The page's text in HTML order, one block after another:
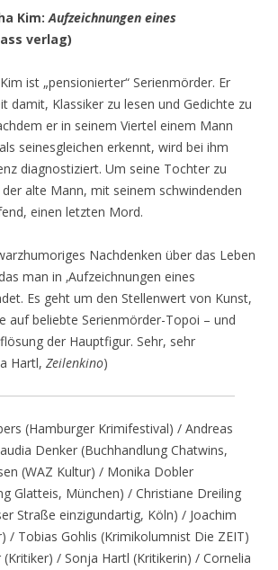
Kim:Aufzeichnungen eines
verlag)
ist „pensionierter“ Serienmörder. Er
damit, Klassiker zu lesen und Gedichte zu
er in seinem Viertel einem Mann
seinesgleichen erkennt, wird bei ihm
diagnostiziert. Um seine Tochter zu
alte Mann, mit seinem schwindenden
einen letzten Mord.
Nachdenken über das Leben
man in ‚Aufzeichnungen eines
Es geht um den Stellenwert von Kunst,
auf beliebte Serienmörder-Topoi – und
der Hauptfigur. Sehr, sehr
Hartl, Zeilenkino)
(Hamburger Krimifestival) / Andreas
Denker (Buchhandlung Chatwins,
(WAZ Kultur) / Monika Dobler
Glatteis, München) / Christiane Dreiling
Straße einzigundartig, Köln) / Joachim
/ Tobias Gohlis (Krimikolumnist Die ZEIT)
/ Sonja Hartl (Kritikerin) / Cornelia